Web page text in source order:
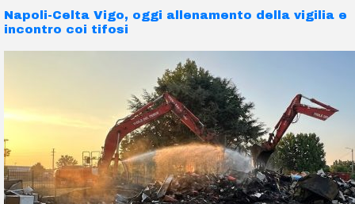
Napoli-Celta Vigo, oggi allenamento della vigilia e
incontro coi tifosi